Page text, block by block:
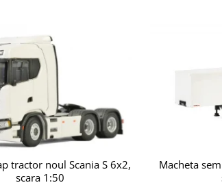
tractor noul Scania S 6x2,
scara 1:50
Macheta